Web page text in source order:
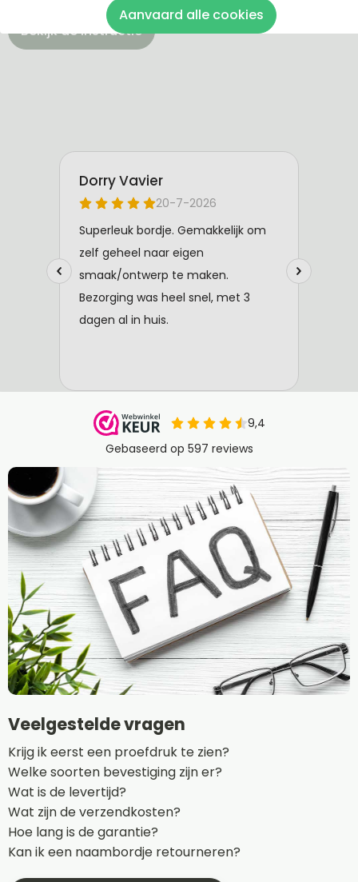
Bekijk de instructie
Veelgestelde vragen
Krijg ik eerst een proefdruk te zien?
Welke soorten bevestiging zijn er?
Wat is de levertijd?
Wat zijn de verzendkosten?
Hoe lang is de garantie?
Kan ik een naambordje retourneren?
Aanvaard alle cookies